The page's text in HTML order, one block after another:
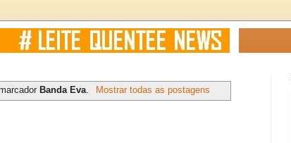
Banda Eva Mostrar todas as postagens